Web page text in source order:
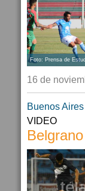
Foto: Prensa de
16 de
Buenos Aires
VIDEO